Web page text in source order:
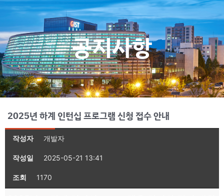
공지사항
2025년 하계 인턴십 프로그램 신청 접수 안내
작성자 개발자
작성일 2025-05-21 13:41
조회 1170